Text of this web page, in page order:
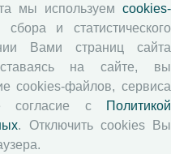
данных
мы используем cookies-
и статистического
Вами страниц сайта
на сайте, вы
cookies-файлов, сервиса
согласие с
Политикой
. Отключить cookies Вы